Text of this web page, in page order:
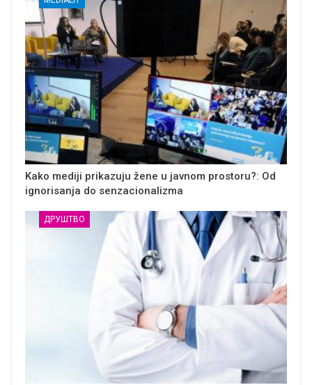
Kako mediji prikazuju žene u javnom prostoru?: Od
ignorisanja do senzacionalizma
ДРУШТВО